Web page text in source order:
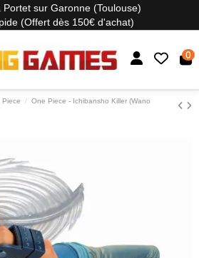
Portet sur Garonne (Toulouse)
(Offert dès 150€ d'achat)
0
Piece
One Piece - Ichibansho Killer (Wano